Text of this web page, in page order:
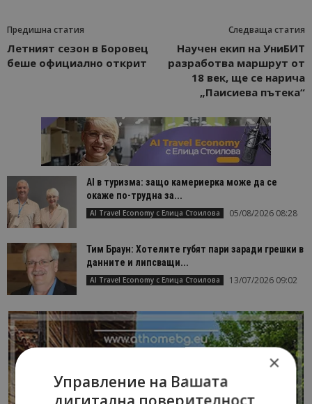
Предишна статия
Летният сезон в Боровец
беше официално открит
Следваща статия
Научен екип на УниБИТ
разработва маршрут от
18 век, ще се нарича
„Паисиева пътека“
AI в туризма: защо камериерка може да се
окаже по-трудна за...
AI Travel Economy с Елица Стоилова 05/08/2026 08:28
Тим Браун: Хотелите губят пари заради грешки в
данните и липсващи...
AI Travel Economy с Елица Стоилова 13/07/2026 09:02
×
Управление на Вашата
дигитална поверителност